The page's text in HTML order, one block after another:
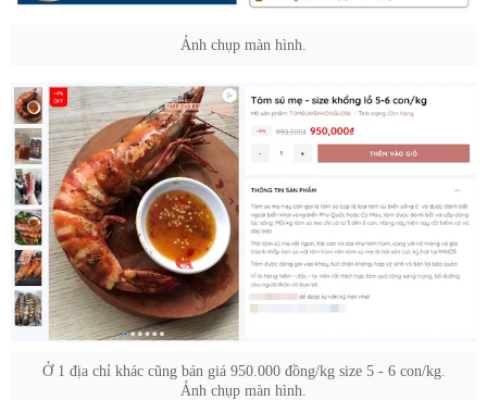
Ảnh chụp màn hình.
Ở 1 địa chỉ khác cũng bán giá 950.000 đồng/kg size 5 - 6 con/kg.
Ảnh chụp màn hình.